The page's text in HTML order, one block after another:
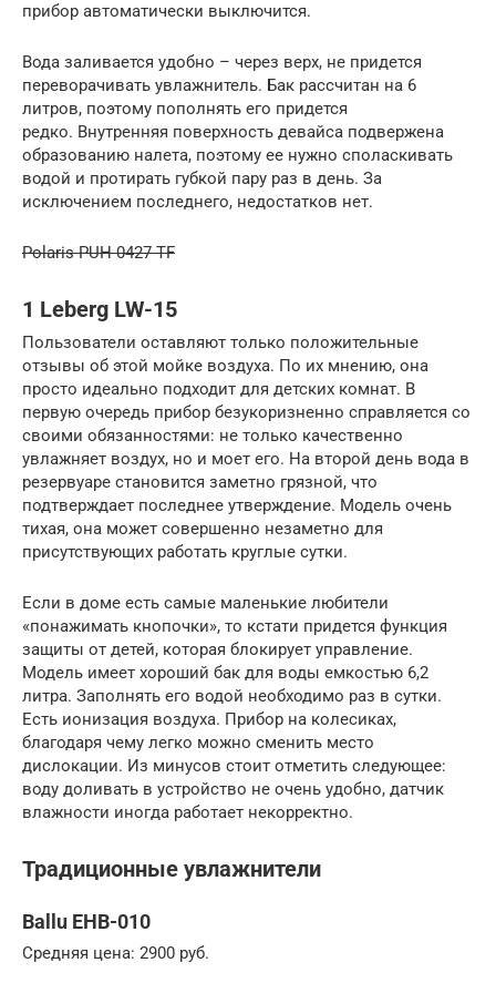
прибор автоматически выключится.
Вода заливается удобно – через верх, не придется
переворачивать увлажнитель. Бак рассчитан на 6
литров, поэтому пополнять его придется
редко. Внутренняя поверхность девайса подвержена
образованию налета, поэтому ее нужно споласкивать
водой и протирать губкой пару раз в день. За
исключением последнего, недостатков нет.
Polaris PUH 0427 TF
1 Leberg LW-15
Пользователи оставляют только положительные
отзывы об этой мойке воздуха. По их мнению, она
просто идеально подходит для детских комнат. В
первую очередь прибор безукоризненно справляется со
своими обязанностями: не только качественно
увлажняет воздух, но и моет его. На второй день вода в
резервуаре становится заметно грязной, что
подтверждает последнее утверждение. Модель очень
тихая, она может совершенно незаметно для
присутствующих работать круглые сутки.
Если в доме есть самые маленькие любители
«понажимать кнопочки», то кстати придется функция
защиты от детей, которая блокирует управление.
Модель имеет хороший бак для воды емкостью 6,2
литра. Заполнять его водой необходимо раз в сутки.
Есть ионизация воздуха. Прибор на колесиках,
благодаря чему легко можно сменить место
дислокации. Из минусов стоит отметить следующее:
воду доливать в устройство не очень удобно, датчик
влажности иногда работает некорректно.
Традиционные увлажнители
Ballu EHB-010
Средняя цена: 2900 руб.